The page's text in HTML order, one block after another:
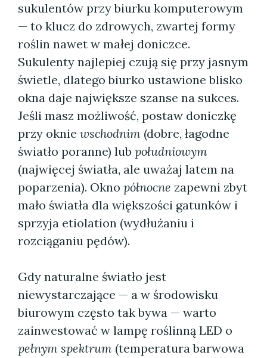
sukulentów przy biurku komputerowym
— to klucz do zdrowych, zwartej formy
roślin nawet w małej doniczce.
Sukulenty najlepiej czują się przy jasnym
świetle, dlatego biurko ustawione blisko
okna daje największe szanse na sukces.
Jeśli masz możliwość, postaw doniczkę
przy oknie wschodnim (dobre, łagodne
światło poranne) lub południowym
(najwięcej światła, ale uważaj latem na
poparzenia). Okno północne zapewni zbyt
mało światła dla większości gatunków i
sprzyja etiolation (wydłużaniu i
rozciąganiu pędów).
Gdy naturalne światło jest
niewystarczające — a w środowisku
biurowym często tak bywa — warto
zainwestować w lampę roślinną LED o
pełnym spektrum (temperatura barwowa